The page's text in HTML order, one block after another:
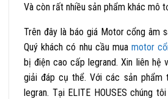
Và còn rất nhiều sản phẩm khác mô
Trên đây là báo giá Motor cổng âm
Quý khách có nhu cầu muamotor
bị điện cao cấp legrand. Xin liên hệ
giải đáp cụ thể. Với các sản phẩm
legran. Tại ELITE HOUSES chúng